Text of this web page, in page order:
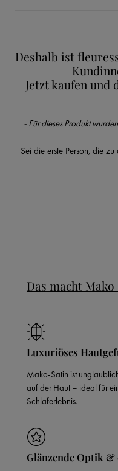
Deshalb ist
Jetzt kaufen und
- Für dieses Produkt
Sei die erste Person, die
New content loaded
Das macht
Luxuriöses
Mako-Satin ist
auf der Haut – ideal für
Schlaferlebnis.
Glänzende Optik &